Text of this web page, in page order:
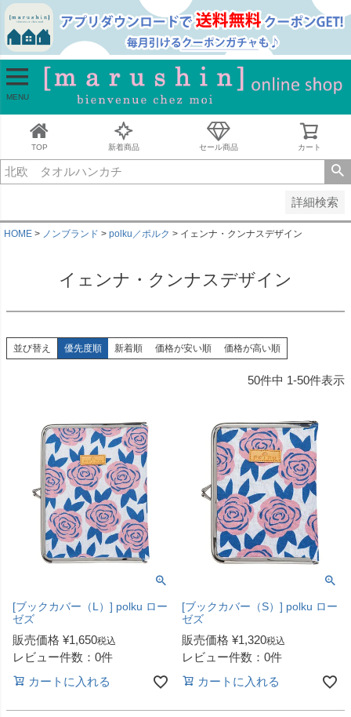
MENU
TOP 新着商品 セール商品 カート
詳細検索
並び順
新着順
古い順
価格が安い順
価格が高い順
キーワードヒット順
HOME ノンブランド polku／ポルク イェンナ・クンナスデザイン
イェンナ・クンナスデザイン
並び替え 優先度順 新着順 価格が安い順 価格が高い順
50件中 1-50件表示
[ブックカバー（L）] polku ロー
ゼズ
販売価格 ¥1,650税込
レビュー件数：0件
カートに入れる
[ブックカバー（S）] polku ロー
ゼズ
販売価格 ¥1,320税込
レビュー件数：0件
カートに入れる